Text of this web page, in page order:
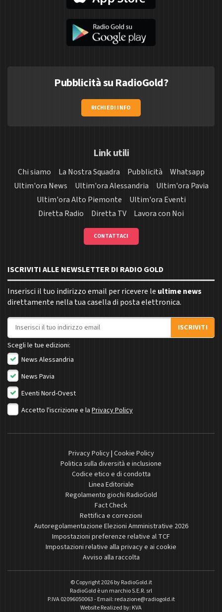
Pubblicità su RadioGold?
RICHIEDI INFO
Link utili
Chi siamo La Nostra Squadra Pubblicità
Whatsapp
Ultim'ora News
Ultim'ora Alessandria
Ultim'ora Pavia
Ultim'ora Alto Piemonte
Ultim'ora Eventi
Diretta Radio
Diretta TV Lavora con Noi
CONTATTACI
ISCRIVITI ALLE NEWSLETTER DI RADIO GOLD
Inserisci il tuo indirizzo email per ricevere le ultime news
direttamente nella tua casella di posta elettronica.
Indirizzo email
ISCRIVITI
Scegli le tue edizioni:
News Alessandria
News Pavia
Eventi Nord-Ovest
Accetto l'iscrizione e la Privacy Policy
Privacy Policy| Cookie Policy
Politica sulla diversità e inclusione
Codice etico e di condotta
Linea Editoriale
Regolamento giochi RadioGold
Fact Check
Rettifica e correzioni
Autoregolamentazione Elezioni Amministrative 2026
Impostazioni preferenze relative al TCF
Impostazioni relative alla privacy e ai cookie
Avviso alla raccolta
© Copyright 2026 byRadioGold.it
RadioGold è un marchio S.E.R. srl
P.IVA 02096050063 - Email: redazione@radiogold.it
Website Realized by: KVA